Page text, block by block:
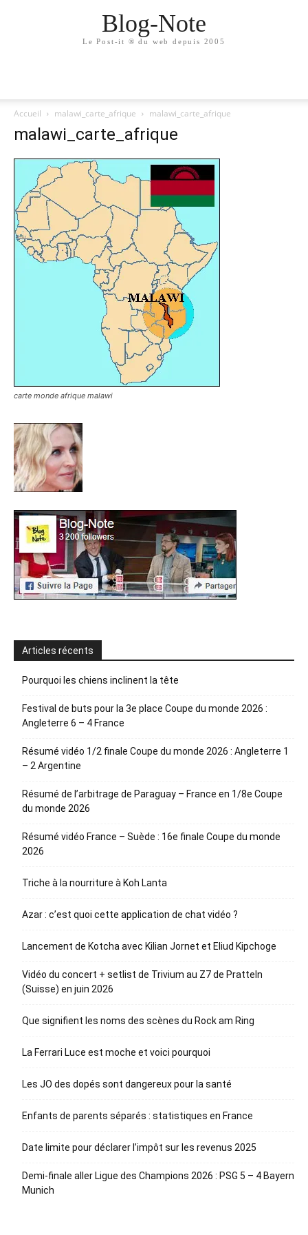
Blog-Note
Le Post-it ® du web depuis 2005
Accueil malawi_carte_afrique malawi_carte_afrique
malawi_carte_afrique
carte monde afrique malawi
Articles récents
Pourquoi les chiens inclinent la tête
Festival de buts pour la 3e place Coupe du monde 2026 :
Angleterre 6 – 4 France
Résumé vidéo 1/2 finale Coupe du monde 2026 : Angleterre 1
– 2 Argentine
Résumé de l’arbitrage de Paraguay – France en 1/8e Coupe
du monde 2026
Résumé vidéo France – Suède : 16e finale Coupe du monde
2026
Triche à la nourriture à Koh Lanta
Azar : c’est quoi cette application de chat vidéo ?
Lancement de Kotcha avec Kilian Jornet et Eliud Kipchoge
Vidéo du concert + setlist de Trivium au Z7 de Pratteln
(Suisse) en juin 2026
Que signifient les noms des scènes du Rock am Ring
La Ferrari Luce est moche et voici pourquoi
Les JO des dopés sont dangereux pour la santé
Enfants de parents séparés : statistiques en France
Date limite pour déclarer l’impôt sur les revenus 2025
Demi-finale aller Ligue des Champions 2026 : PSG 5 – 4 Bayern
Munich